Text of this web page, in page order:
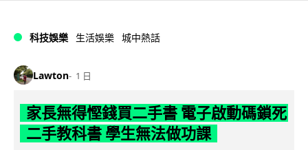
科技娛樂 生活娛樂 城中熱話
Lawton 1 日
家長無得慳錢買二手書 電子啟動碼鎖死
二手教科書 學生無法做功課